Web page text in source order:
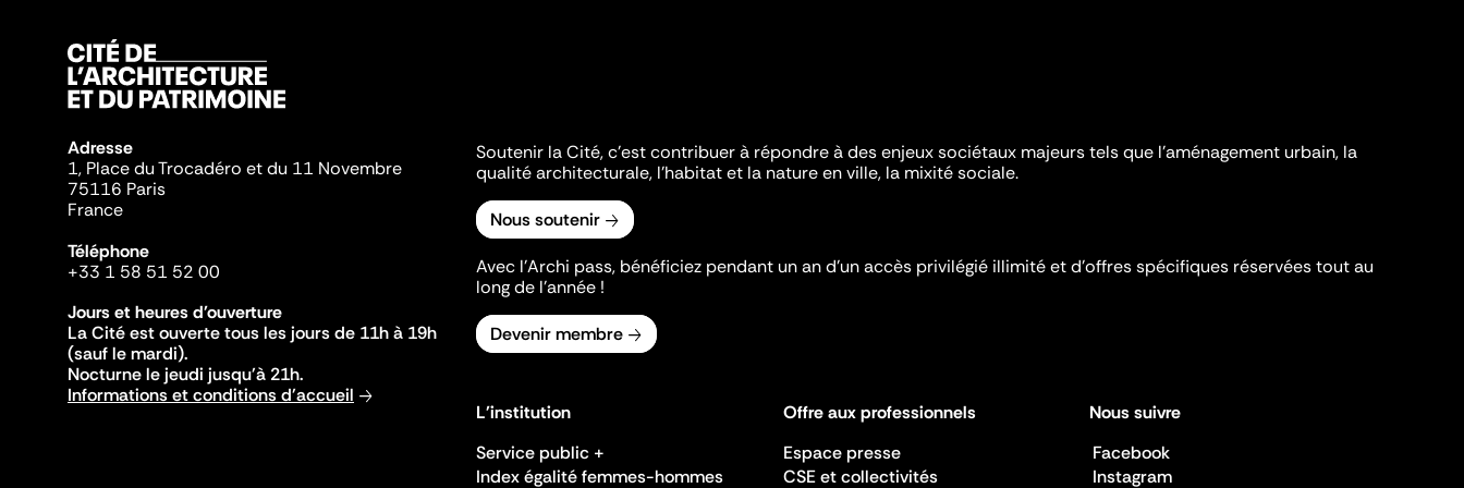
Adresse
1, Place du Trocadéro et du 11 Novembre
75116 Paris
France
Téléphone
+33 1 58 51 52 00
Jours et heures d'ouverture
La Cité est ouverte tous les jours de 11h à 19h
(sauf le mardi).
Nocturne le jeudi jusqu'à 21h.
Informations et conditions d'accueil
Soutenir la Cité, c'est contribuer à répondre à des enjeux sociétaux majeurs tels que l'aménagement urbain, la
qualité architecturale, l'habitat et la nature en ville, la mixité sociale.
Nous soutenir
Avec l’Archi pass, bénéficiez pendant un an d’un accès privilégié illimité et d’offres spécifiques réservées tout au
long de l’année !
Devenir membre
L'institution
Service public +
Index égalité femmes-hommes
Offre aux professionnels
Espace presse
CSE et collectivités
Nous suivre
Facebook
Instagram